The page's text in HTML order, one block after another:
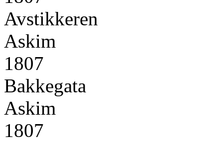
Avstikkeren
Askim
1807
Bakkegata
Askim
1807